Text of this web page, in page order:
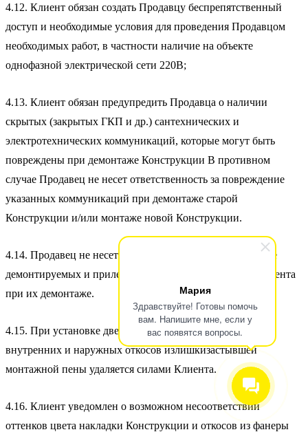
Мария
Здравствуйте! Готовы помочь
вам. Напишите мне, если у
вас появятся вопросы.
4.12. Клиент обязан создать Продавцу беспрепятственный
доступ и необходимые условия для проведения Продавцом
необходимых работ, в частности наличие на объекте
однофазной электрической сети 220В;
4.13. Клиент обязан предупредить Продавца о наличии
скрытых (закрытых ГКП и др.) сантехнических и
электротехнических коммуникаций, которые могут быть
повреждены при демонтаже Конструкции В противном
случае Продавец не несет ответственность за повреждение
указанных коммуникаций при демонтаже старой
Конструкции и/или монтаже новой Конструкции.
4.14. Продавец не несет ответственности за повреждение
демонтируемых и прилегающих к ним конструкций Клиента
при их демонтаже.
4.15. При установке двери без дальнейшей отделки
внутренних и наружных откосов излишкизастывшей
монтажной пены удаляется силами Клиента.
4.16. Клиент уведомлен о возможном несоответствии
оттенков цвета накладки Конструкции и откосов из фанеры